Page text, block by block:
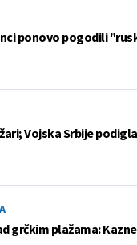
ponovo pogodili
Vojska Srbije
grčkim plažama: Kazne